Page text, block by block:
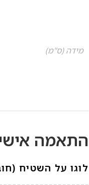
מידה (ס"מ)
התאמה
לוגו על השטיח